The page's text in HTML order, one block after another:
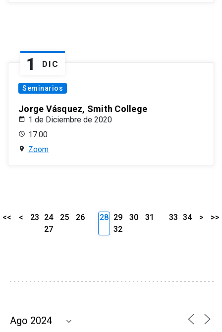
1 DIC
Seminarios
Jorge Vásquez, Smith College
1 de Diciembre de 2020
17:00
Zoom
<< < 23 24 25
26
27
28 29 30
31
32
33 34 > >>